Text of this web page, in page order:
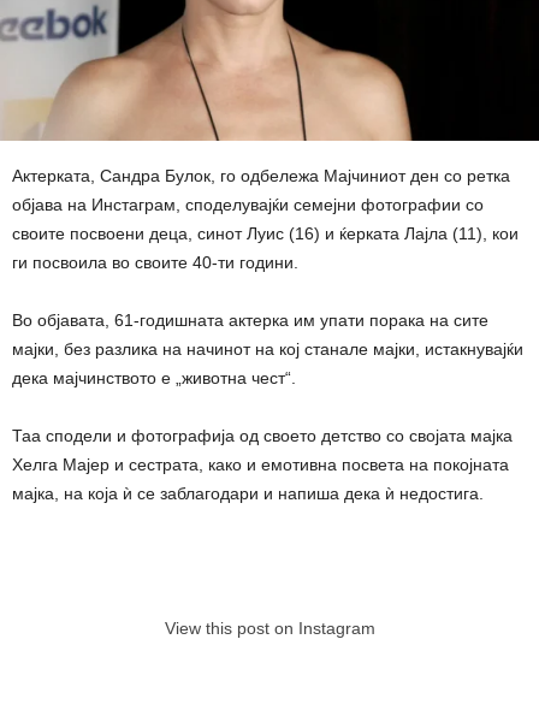
Актерката, Сандра Булок, го одбележа Мајчиниот ден со ретка
објава на Инстаграм, споделувајќи семејни фотографии со
своите посвоени деца, синот Луис (16) и ќерката Лајла (11), кои
ги посвоила во своите 40-ти години.
Во објавата, 61-годишната актерка им упати порака на сите
мајки, без разлика на начинот на кој станале мајки, истакнувајќи
дека мајчинството е „животна чест“.
Таа сподели и фотографија од своето детство со својата мајка
Хелга Мајер и сестрата, како и емотивна посвета на покојната
мајка, на која ѝ се заблагодари и напиша дека ѝ недостига.
View this post on Instagram